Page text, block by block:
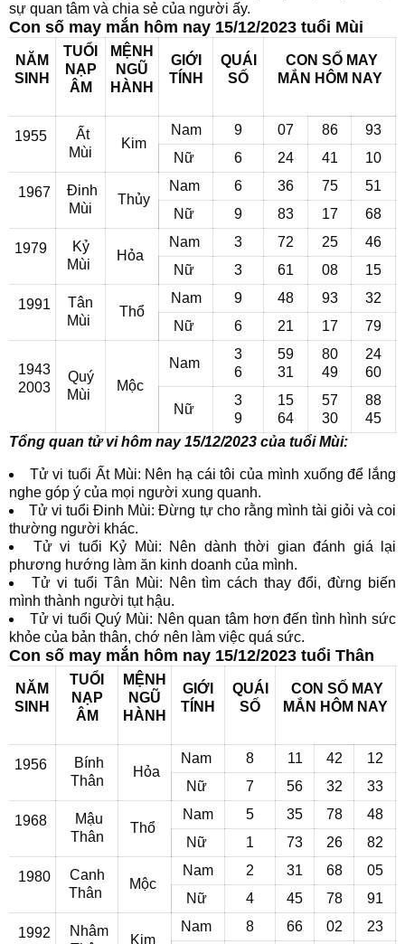
sự quan tâm và chia sẻ của người ấy.
Con số may mắn hôm nay 15/12/2023 tuổi Mùi
NĂM
SINH
TUỔI
NẠP
ÂM
MỆNH
NGŨ
HÀNH
GIỚI
TÍNH
QUÁI
SỐ
CON SỐ MAY
MẮN HÔM NAY
1955
Ất
Mùi
Kim
Nam 9 07 86
93
Nữ
6 24 41 10
1967
Đinh
Mùi
Thủy
Nam 6 36 75
51
Nữ
9 83 17 68
1979
Kỷ
Mùi
Hỏa
Nam 3 72 25
46
Nữ
3 61 08 15
1991
Tân
Mùi
Thổ
Nam 9 48 93
32
Nữ
6 21 17 79
1943
2003
Quý
Mùi
Mộc
Nam
3
6
59
31
80
49
24
60
Nữ
3
9
15
64
57
30
88
45
Tổng quan tử vi hôm nay 15/12/2023 của tuổi Mùi:
Tử vi tuổi Ất Mùi: Nên hạ cái tôi của mình xuống để lắng
nghe góp ý của mọi người xung quanh.
Tử vi tuổi Đinh Mùi: Đừng tự cho rằng mình tài giỏi và coi
thường người khác.
Tử vi tuổi Kỷ Mùi: Nên dành thời gian đánh giá lại
phương hướng làm ăn kinh doanh của mình.
Tử vi tuổi Tân Mùi: Nên tìm cách thay đổi, đừng biến
mình thành người tụt hậu.
Tử vi tuổi Quý Mùi: Nên quan tâm hơn đến tình hình sức
khỏe của bản thân, chớ nên làm việc quá sức.
Con số may mắn hôm nay 15/12/2023 tuổi Thân
NĂM
SINH
TUỔI
NẠP
ÂM
MỆNH
NGŨ
HÀNH
GIỚI
TÍNH
QUÁI
SỐ
CON SỐ MAY
MẮN HÔM NAY
1956
Bính
Thân
Hỏa
Nam 8 11 42
12
Nữ
7 56 32 33
1968
Mậu
Thân
Thổ
Nam 5 35 78
48
Nữ
1 73 26 82
1980
Canh
Thân
Mộc
Nam 2 31 68
05
Nữ
4 45 78 91
1992
Nhâm
Kim
Nam 8 66 02 23